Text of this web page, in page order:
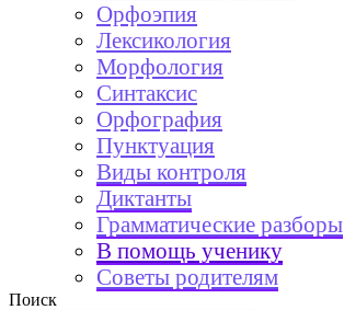
Орфоэпия
Лексикология
Морфология
Синтаксис
Орфография
Пунктуация
Виды контроля
Диктанты
Грамматические разборы
В помощь ученику
Советы родителям
Поиск